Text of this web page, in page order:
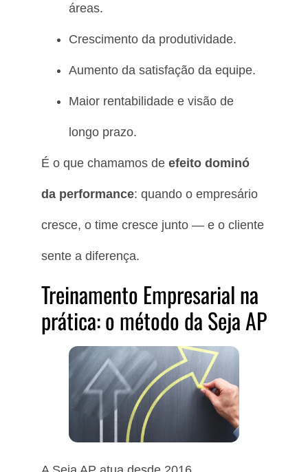
áreas.
Crescimento da produtividade.
Aumento da satisfação da equipe.
Maior rentabilidade e visão de
longo prazo.
É o que chamamos de efeito dominó
da performance: quando o empresário
cresce, o time cresce junto — e o cliente
sente a diferença.
Treinamento Empresarial na
prática: o método da Seja AP